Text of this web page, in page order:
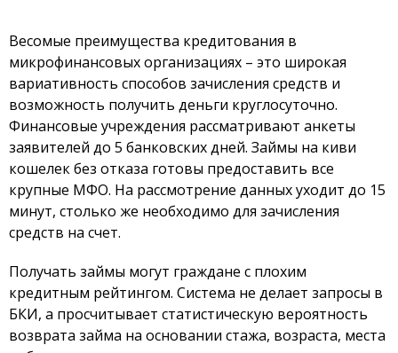
Весомые преимущества кредитования в
микрофинансовых организациях – это широкая
вариативность способов зачисления средств и
возможность получить деньги круглосуточно.
Финансовые учреждения рассматривают анкеты
заявителей до 5 банковских дней. Займы на киви
кошелек без отказа готовы предоставить все
крупные МФО. На рассмотрение данных уходит до 15
минут, столько же необходимо для зачисления
средств на счет.
Получать займы могут граждане с плохим
кредитным рейтингом. Система не делает запросы в
БКИ, а просчитывает статистическую вероятность
возврата займа на основании стажа, возраста, места